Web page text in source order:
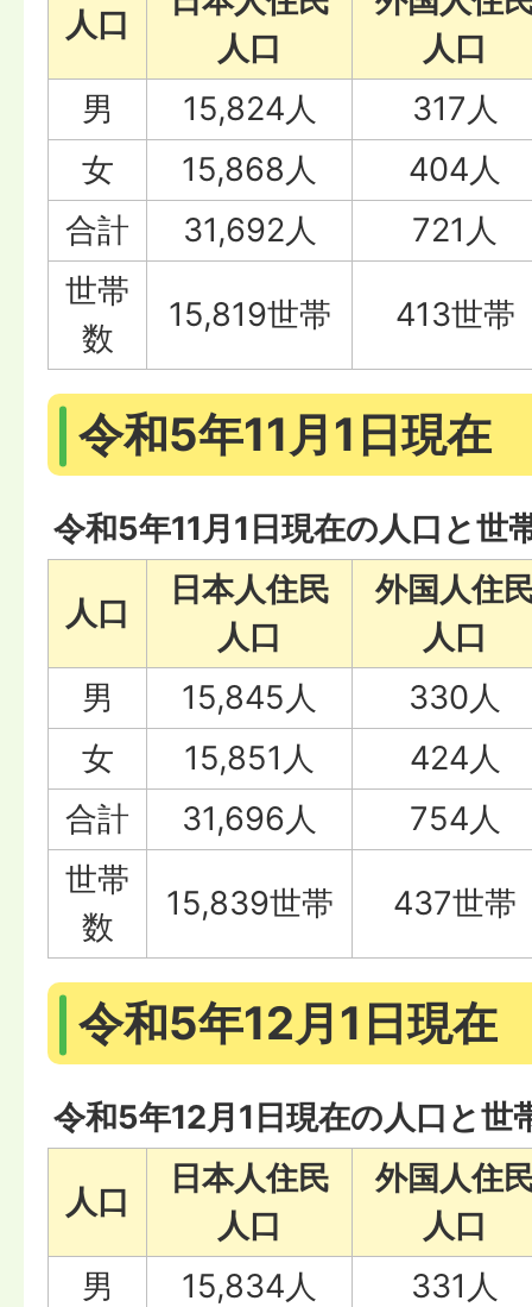
人口
人口
人口
男
15,824人
317人
女
15,868人
404人
合計
31,692人
721人
世帯
数
15,819世帯 413世帯
令和5年11月1日現在
令和5年11月1日現在の人口と世
人口
日本人住民
人口
外国人住
人口
男
15,845人
330人
女
15,851人
424人
合計
31,696人
754人
世帯
数
15,839世帯 437世帯
令和5年12月1日現在
令和5年12月1日現在の人口と世
人口
日本人住民
人口
外国人住
人口
男
15,834人
331人